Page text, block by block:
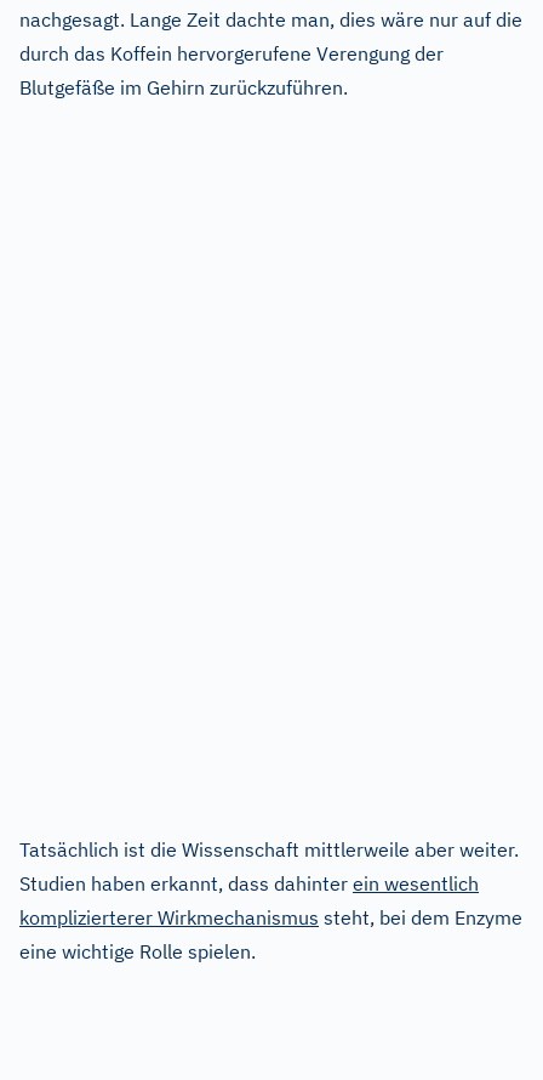
nachgesagt. Lange Zeit dachte man, dies wäre nur auf die
durch das Koffein hervorgerufene Verengung der
Blutgefäße im Gehirn zurückzuführen.
Tatsächlich ist die Wissenschaft mittlerweile aber weiter.
Studien haben erkannt, dass dahinter ein wesentlich
komplizierterer Wirkmechanismus steht, bei dem Enzyme
eine wichtige Rolle spielen.